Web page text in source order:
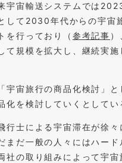
宇宙輸送システムでは
して2030年代からの宇宙
を行っており（ 参考記事
て規模を拡大し、継続実
宇宙旅行の商品化検討」
化を検討していくとしてい
行士による宇宙滞在が徐々
まだ一般の人々にはハー
社の取り組みによって宇宙